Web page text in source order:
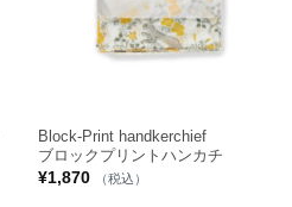
Block-Print handkerchief
ブロックプリントハンカチ
¥1,870 （税込）